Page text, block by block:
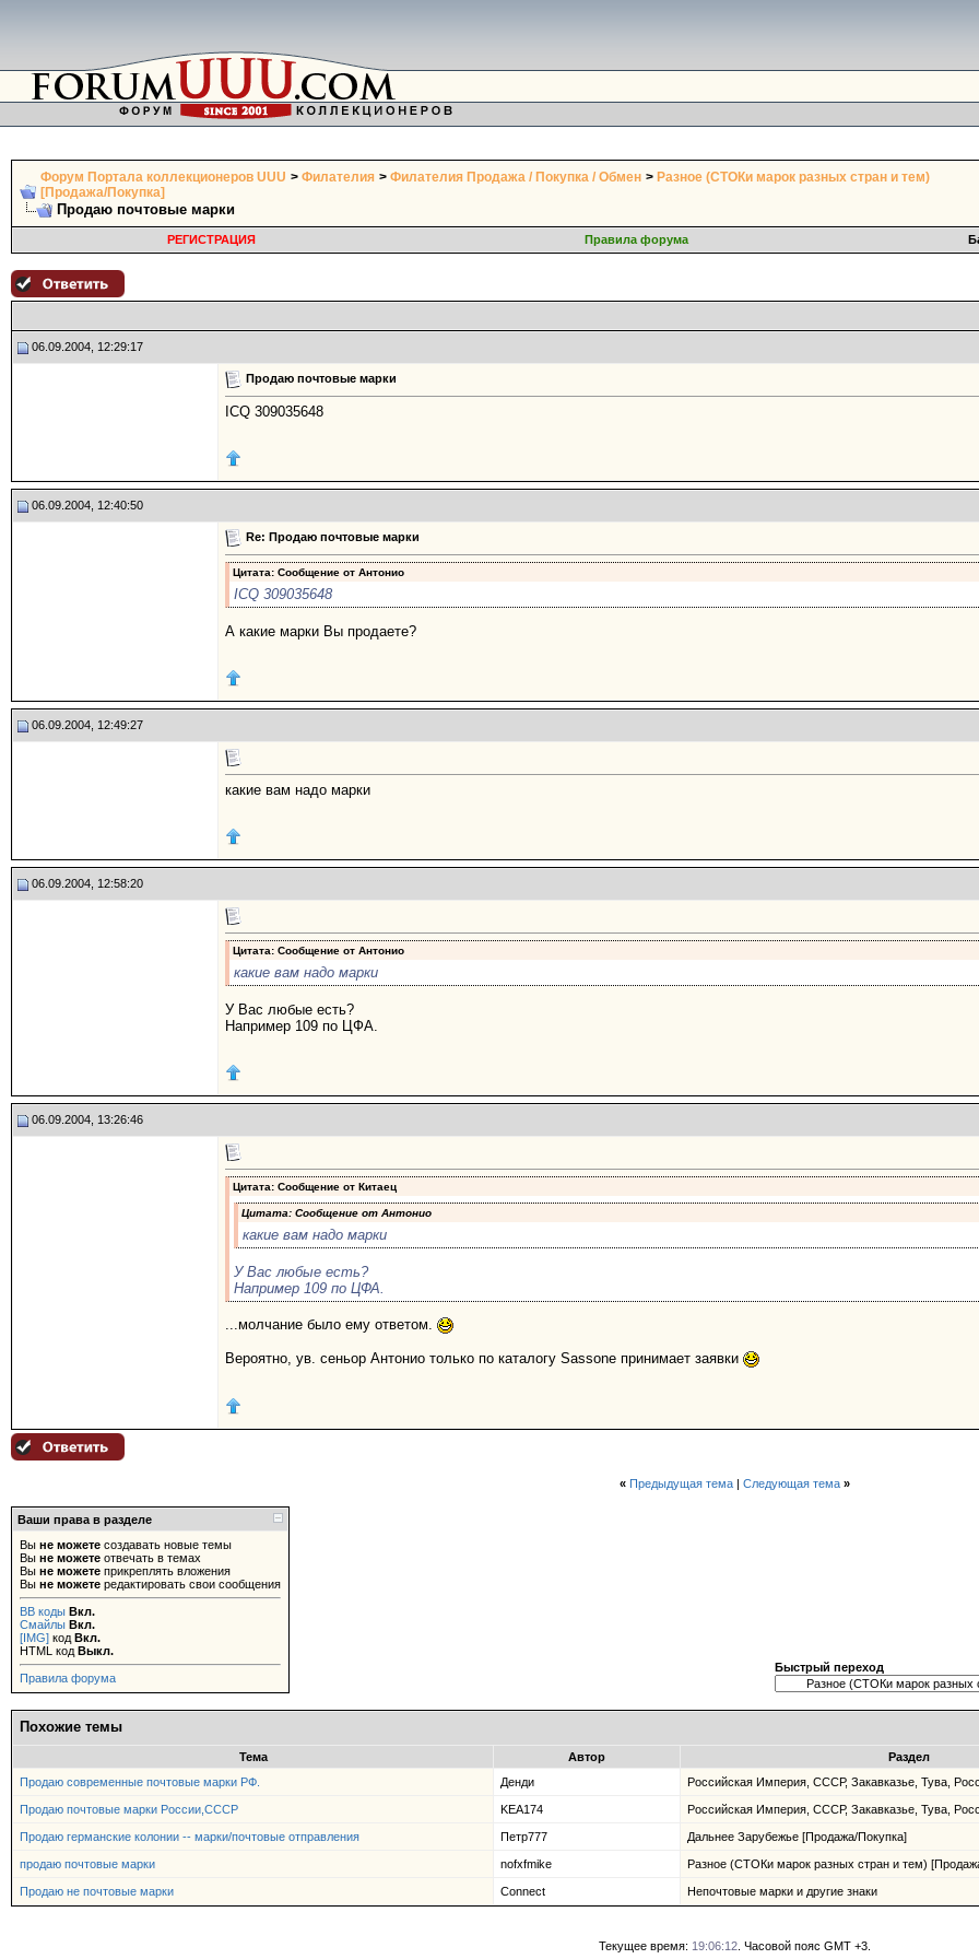
Форум Портала коллекционеров UUU > Филателия > Филателия Продажа / Покупка / Обмен > Разное (СТОКи марок разных стран и тем)
[Продажа/Покупка]
Продаю почтовые марки
РЕГИСТРАЦИЯ Правила форума
06.09.2004, 12:29:17
Продаю почтовые марки
ICQ 309035648
06.09.2004, 12:40:50
Re: Продаю почтовые марки
Цитата: Сообщение от Антонио
ICQ 309035648
А какие марки Вы продаете?
06.09.2004, 12:49:27
какие вам надо марки
06.09.2004, 12:58:20
Цитата: Сообщение от Антонио
какие вам надо марки
У Вас любые есть?
Например 109 по ЦФА.
06.09.2004, 13:26:46
Цитата: Сообщение от Китаец
Цитата: Сообщение от Антонио
какие вам надо марки
У Вас любые есть?
Например 109 по ЦФА.
...молчание было ему ответом.
Вероятно, ув. сеньор Антонио только по каталогу Sassone принимает заявки
« Предыдущая тема| Следующая тема »
Ваши права в разделе
Вы не можете создавать новые темы
Вы не можете отвечать в темах
Вы не можете прикреплять вложения
Вы не можете редактировать свои сообщения
BB коды Вкл.
Смайлы Вкл.
[IMG] код Вкл.
HTML код Выкл.
Правила форума
Быстрый переход
Похожие темы
Тема Автор
Раздел
Продаю современные почтовые марки РФ.
Денди Российcкая Империя, СССР, Закавказье, Тува,
Продаю почтовые марки России,СССР KEA174 Российcкая Империя, СССР, Закавказье, Тува,
Продаю германские колонии -- марки/почтовые отправления Петр777 Дальнее Зарубежье [Продажа/Покупка]
продаю почтовые марки nofxfmike Разное (СТОКи марок разных стран и тем)
Продаю не почтовые марки Сonnect Непочтовые марки и другие знаки
Текущее время: 19:06:12. Часовой пояс GMT +3.